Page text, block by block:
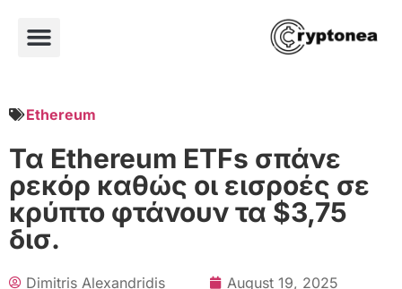
Ethereum
Τα Ethereum ETFs σπάνε
ρεκόρ καθώς οι εισροές σε
κρύπτο φτάνουν τα $3,75
δισ.
Dimitris Alexandridis
August 19, 2025